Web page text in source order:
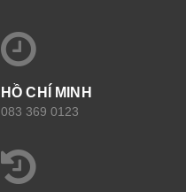
HỒ CHÍ MINH
083 369 0123